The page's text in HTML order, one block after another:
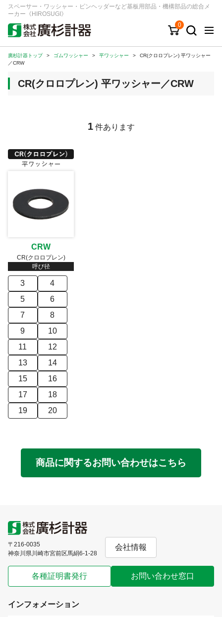
スペーサー・ワッシャー・ピンヘッダーなど基板用部品・機構部品の総合メ
ーカー《HIROSUGI》
0
キーワード 品番/シリーズ
商品カテゴリから探す
ジャンルから探す
ログイン
注文・見積りについて
お問い合わせ窓口
会社情報
廣杉計器トップ > ゴムワッシャー > 平ワッシャー >
CR(クロロプレン) 平ワッシャー
／CRW
CR(クロロプレン) 平ワッシャー／CRW
1 件あります
CRW
CR(クロロプレン)
呼び径
3
4
5
6
7
8
9
10
11
12
13
14
15
16
17
18
19
20
商品に関するお問い合わせはこちら
〒216-0035
神奈川県川崎市宮前区馬絹6-1-28
会社情報
各種証明書発行 お問い合わせ窓口
インフォメーション